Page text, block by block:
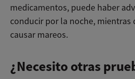
medicamentos, puede haber
conducir por la noche, mientras
causar mareos.
¿Necesito otras